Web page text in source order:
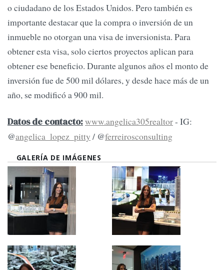
o ciudadano de los Estados Unidos. Pero también es
importante destacar que la compra o inversión de un
inmueble no otorgan una visa de inversionista. Para
obtener esta visa, solo ciertos proyectos aplican para
obtener ese beneficio. Durante algunos años el monto de
inversión fue de 500 mil dólares, y desde hace más de un
año, se modificó a 900 mil.
Datos de contacto:www.angelica305realtor- IG:
@angelica_lopez_pitty / @ferreirosconsulting
GALERÍA DE IMÁGENES